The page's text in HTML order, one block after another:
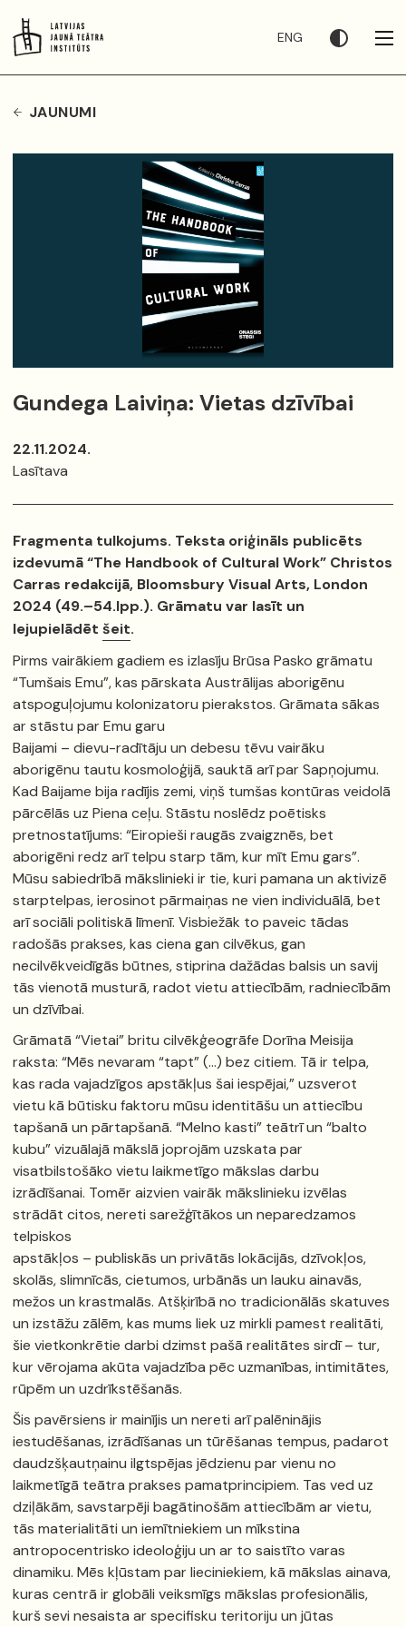
ENG
JAUNUMI
Gundega Laiviņa: Vietas dzīvībai
22.11.2024.
Lasītava
Fragmenta tulkojums. Teksta oriģināls publicēts
izdevumā “The Handbook of Cultural Work” Christos
Carras redakcijā, Bloomsbury Visual Arts, London
2024 (49.–54.lpp.). Grāmatu var lasīt un
lejupielādēt šeit.
Pirms vairākiem gadiem es izlasīju Brūsa Pasko grāmatu
“Tumšais Emu”, kas pārskata Austrālijas aborigēnu
atspoguļojumu kolonizatoru pierakstos. Grāmata sākas
ar stāstu par Emu garu
Baijami – dievu-radītāju un debesu tēvu vairāku
aborigēnu tautu kosmoloģijā, sauktā arī par Sapņojumu.
Kad Baijame bija radījis zemi, viņš tumšas kontūras veidolā
pārcēlās uz Piena ceļu. Stāstu noslēdz poētisks
pretnostatījums: “Eiropieši raugās zvaigznēs, bet
aborigēni redz arī telpu starp tām, kur mīt Emu gars”.
Mūsu sabiedrībā mākslinieki ir tie, kuri pamana un aktivizē
starptelpas, ierosinot pārmaiņas ne vien individuālā, bet
arī sociāli politiskā līmenī. Visbiežāk to paveic tādas
radošās prakses, kas ciena gan cilvēkus, gan
necilvēkveidīgās būtnes, stiprina dažādas balsis un savij
tās vienotā musturā, radot vietu attiecībām, radniecībām
un dzīvībai.
Grāmatā “Vietai” britu cilvēkģeogrāfe Dorīna Meisija
raksta: “Mēs nevaram “tapt” (…) bez citiem. Tā ir telpa,
kas rada vajadzīgos apstākļus šai iespējai,” uzsverot
vietu kā būtisku faktoru mūsu identitāšu un attiecību
tapšanā un pārtapšanā. “Melno kasti” teātrī un “balto
kubu” vizuālajā mākslā joprojām uzskata par
visatbilstošāko vietu laikmetīgo mākslas darbu
izrādīšanai. Tomēr aizvien vairāk mākslinieku izvēlas
strādāt citos, nereti sarežģītākos un neparedzamos
telpiskos
apstākļos – publiskās un privātās lokācijās, dzīvokļos,
skolās, slimnīcās, cietumos, urbānās un lauku ainavās,
mežos un krastmalās. Atšķirībā no tradicionālās skatuves
un izstāžu zālēm, kas mums liek uz mirkli pamest realitāti,
šie vietkonkrētie darbi dzimst pašā realitātes sirdī – tur,
kur vērojama akūta vajadzība pēc uzmanības, intimitātes,
rūpēm un uzdrīkstēšanās.
Šis pavērsiens ir mainījis un nereti arī palēninājis
iestudēšanas, izrādīšanas un tūrēšanas tempus, padarot
daudzšķautņainu ilgtspējas jēdzienu par vienu no
laikmetīgā teātra prakses pamatprincipiem. Tas ved uz
dziļākām, savstarpēji bagātinošām attiecībām ar vietu,
tās materialitāti un iemītniekiem un mīkstina
antropocentrisko ideoloģiju un ar to saistīto varas
dinamiku. Mēs kļūstam par lieciniekiem, kā mākslas ainava,
kuras centrā ir globāli veiksmīgs mākslas profesionālis,
kurš sevi nesaista ar specifisku teritoriju un jūtas